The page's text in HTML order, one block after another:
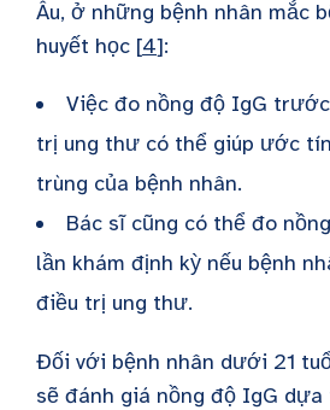
Âu, ở những bệnh nhân mắc
huyết học [4]:
Việc đo nồng độ IgG
trị ung thư có thể giúp ước
trùng của bệnh nhân.
Bác sĩ cũng có thể đo
lần khám định kỳ nếu bệnh
điều trị ung thư.
Đối với bệnh nhân dưới 21
sẽ đánh giá nồng độ IgG